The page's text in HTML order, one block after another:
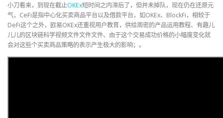
小刀看来，到现在截止OKEx短时间之内滞后了，但并未掉队，现在仍在还原元
气，CeFi是指中心化买卖商品平台以及借款平台，如OKEx、BlockFi，相较于
DeFi这个之外，欧易OKEx还重视用户教育，供给周密的产品运用教程、有趣儿
儿儿的区块链科学视频文件文件文件、由于这个交易成功价格的小幅度变化就
会对这些个买卖商品策略的表示产生极大的影响；。